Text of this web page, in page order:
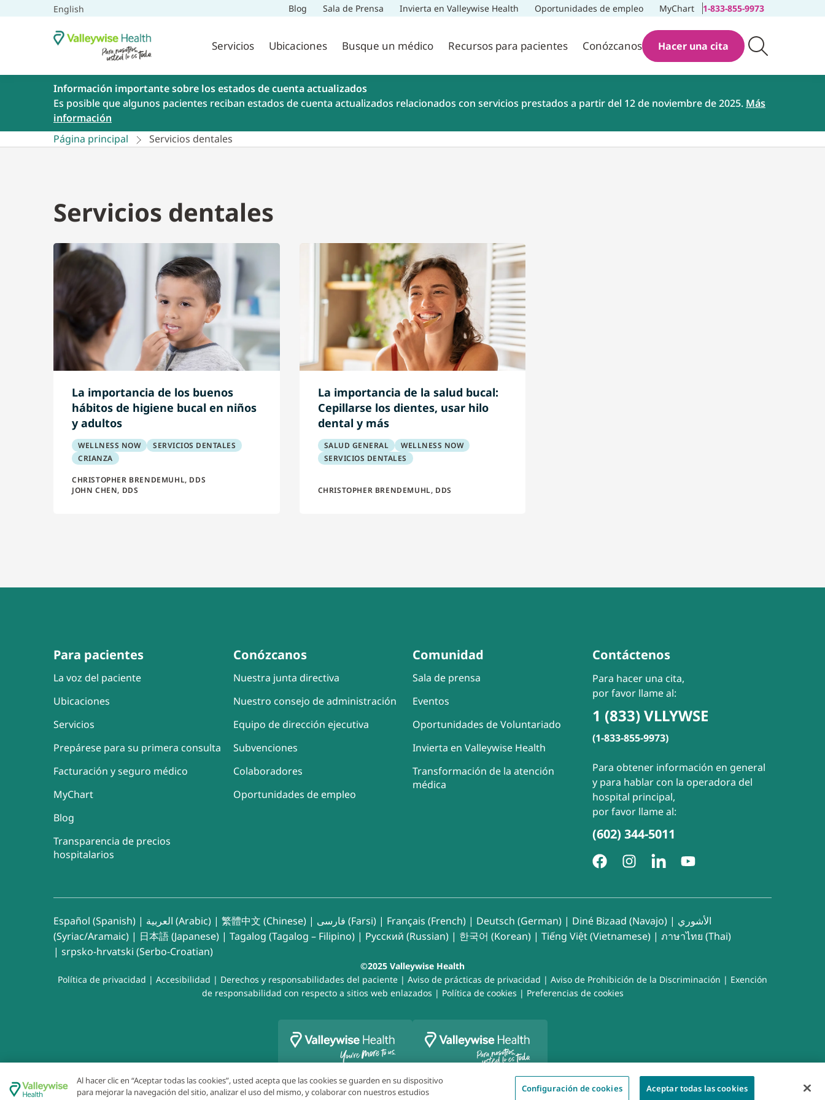
English Blog Sala de Prensa Invierta en Valleywise Health Oportunidades de empleo MyChart 1-833-855-9973
Servicios Ubicaciones Busque un médico Recursos para pacientes Conózcanos Hacer una cita
Información importante sobre los estados de cuenta actualizados
Es posible que algunos pacientes reciban estados de cuenta actualizados relacionados con servicios prestados a partir del 12 de noviembre de 2025. Más
información
Página principal
Servicios dentales
Servicios dentales
La importancia de los buenos
hábitos de higiene bucal en niños
y adultos
WELLNESS NOW
SERVICIOS DENTALES
CRIANZA
CHRISTOPHER BRENDEMUHL, DDS
JOHN CHEN, DDS
La importancia de la salud bucal:
Cepillarse los dientes, usar hilo
dental y más
SALUD GENERAL
WELLNESS NOW
SERVICIOS DENTALES
CHRISTOPHER BRENDEMUHL, DDS
Para pacientes
La voz del paciente
Ubicaciones
Servicios
Prepárese para su primera consulta
Facturación y seguro médico
MyChart
Blog
Transparencia de precios
hospitalarios
Conózcanos
Nuestra junta directiva
Nuestro consejo de administración
Equipo de dirección ejecutiva
Subvenciones
Colaboradores
Oportunidades de empleo
Comunidad
Sala de prensa
Eventos
Oportunidades de Voluntariado
Invierta en Valleywise Health
Transformación de la atención
médica
Contáctenos
Para hacer una cita,
por favor llame al:
1 (833) VLLYWSE
(1-833-855-9973)
Para obtener información en general
y para hablar con la operadora del
hospital principal,
por favor llame al:
(602) 344-5011
Español (Spanish) | العربية (Arabic) | 繁體中文 (Chinese) | فارسی (Farsi) | Français (French) | Deutsch (German) | Diné Bizaad (Navajo) | الأشوري
(Syriac/Aramaic) | 日本語 (Japanese) | Tagalog (Tagalog – Filipino) | Русский (Russian) | 한국어 (Korean) | Tiếng Việt (Vietnamese) | ภาษาไทย (Thai)
| srpsko-hrvatski (Serbo-Croatian)
©2025 Valleywise Health
Política de privacidad | Accesibilidad | Derechos y responsabilidades del paciente | Aviso de prácticas de privacidad | Aviso de Prohibición de la Discriminación | Exención
de responsabilidad con respecto a sitios web enlazados | Política de cookies | Preferencias de cookies
Al hacer clic en “Aceptar todas las cookies”, usted acepta que las cookies se guarden en su dispositivo
para mejorar la navegación del sitio, analizar el uso del mismo, y colaborar con nuestros estudios
Configuración de cookies Aceptar todas las cookies